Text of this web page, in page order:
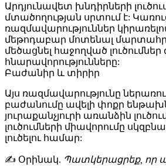
Արդյունավետ խնդիրների
մտածողության սրտում է:
ռազմավարություններ
մեթոդաբար մոտենալ
մեծացնել հաջողված լուծումներ
հնարավորությունները:
Բաժանիր և տիրիր
Այս ռազմավարությունը
բաժանումը ավելի փոքր
յուրաքանչյուրի առանձին
լուծումների միավորումը
լուծելու համար:
✍️ Օրինակ. Պատկերացրեք, որ